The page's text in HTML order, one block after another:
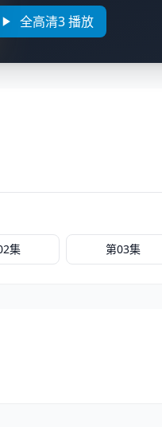
全高清3 播放
集 第03集